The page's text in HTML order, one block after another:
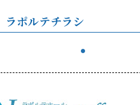
ラポルテチラシ